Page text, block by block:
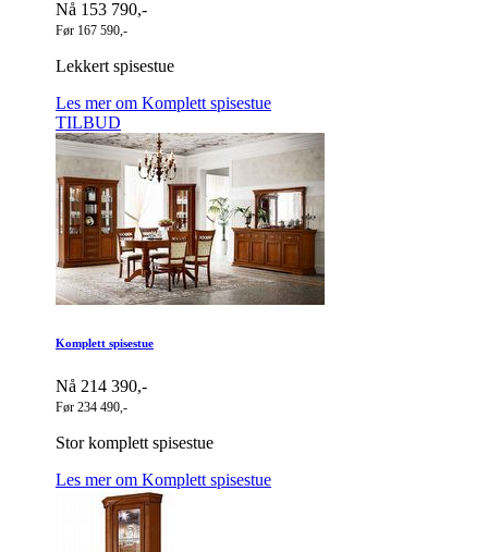
Nå 153 790,-
Før 167 590,-
Lekkert spisestue
Les mer om Komplett spisestue
TILBUD
Komplett spisestue
Nå 214 390,-
Før 234 490,-
Stor komplett spisestue
Les mer om Komplett spisestue